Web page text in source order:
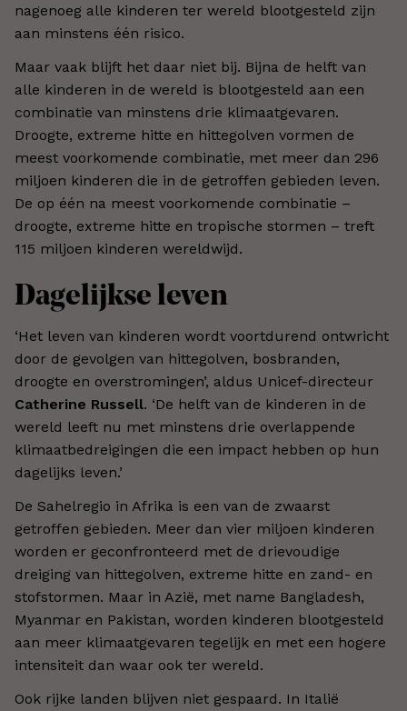
nagenoeg alle kinderen ter wereld blootgesteld zijn
aan minstens één risico.
Maar vaak blijft het daar niet bij. Bijna de helft van
alle kinderen in de wereld is blootgesteld aan een
combinatie van minstens drie klimaatgevaren.
Droogte, extreme hitte en hittegolven vormen de
meest voorkomende combinatie, met meer dan 296
miljoen kinderen die in de getroffen gebieden leven.
De op één na meest voorkomende combinatie –
droogte, extreme hitte en tropische stormen – treft
115 miljoen kinderen wereldwijd.
Dagelijkse leven
‘Het leven van kinderen wordt voortdurend ontwricht
door de gevolgen van hittegolven, bosbranden,
droogte en overstromingen’, aldus Unicef-directeur
Catherine Russell. ‘De helft van de kinderen in de
wereld leeft nu met minstens drie overlappende
klimaatbedreigingen die een impact hebben op hun
dagelijks leven.’
De Sahelregio in Afrika is een van de zwaarst
getroffen gebieden. Meer dan vier miljoen kinderen
worden er geconfronteerd met de drievoudige
dreiging van hittegolven, extreme hitte en zand- en
stofstormen. Maar in Azië, met name Bangladesh,
Myanmar en Pakistan, worden kinderen blootgesteld
aan meer klimaatgevaren tegelijk en met een hogere
intensiteit dan waar ook ter wereld.
Ook rijke landen blijven niet gespaard. In Italië